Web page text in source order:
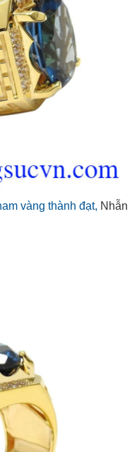
vàng thành đạt, Nhẫn